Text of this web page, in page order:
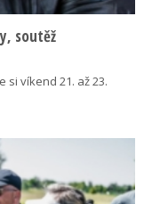
soutěž
si víkend 21. až 23.